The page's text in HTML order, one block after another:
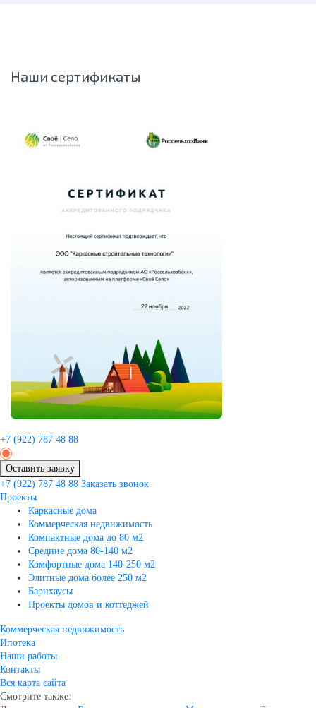
Наши сертификаты
+7 (922) 787 48 88
Оставить заявку
+7 (922) 787 48 88 Заказать звонок
Проекты
Каркасные дома
Коммерческая недвижимость
Компактные дома до 80 м2
Средние дома 80-140 м2
Комфортные дома 140-250 м2
Элитные дома более 250 м2
Барнхаусы
Проекты домов и коттеджей
Коммерческая недвижимость
Ипотека
Наши работы
Контакты
Вся карта сайта
Смотрите также: